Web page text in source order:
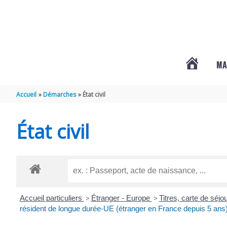
TITRE)
Accueil Démarches État civil
État civil
Accueil particuliers > Étranger - Europe > Titres, carte de
résident de longue durée-UE (étranger en France depuis 5